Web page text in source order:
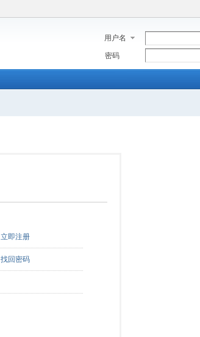
用户名
密码
立即注册
找回密码